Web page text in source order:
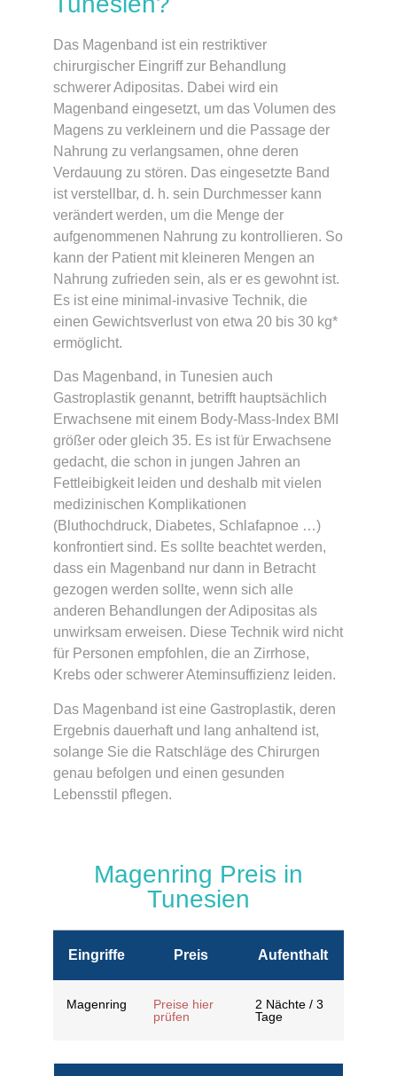
Das Magenband ist ein restriktiver
chirurgischer Eingriff zur Behandlung
schwerer Adipositas. Dabei wird ein
Magenband eingesetzt, um das Volumen des
Magens zu verkleinern und die Passage der
Nahrung zu verlangsamen, ohne deren
Verdauung zu stören. Das eingesetzte Band
ist verstellbar, d. h. sein Durchmesser kann
verändert werden, um die Menge der
aufgenommenen Nahrung zu kontrollieren. So
kann der Patient mit kleineren Mengen an
Nahrung zufrieden sein, als er es gewohnt ist.
Es ist eine minimal-invasive Technik, die
einen Gewichtsverlust von etwa 20 bis 30 kg*
ermöglicht.
Das Magenband, in Tunesien auch
Gastroplastik genannt, betrifft hauptsächlich
Erwachsene mit einem Body-Mass-Index BMI
größer oder gleich 35. Es ist für Erwachsene
gedacht, die schon in jungen Jahren an
Fettleibigkeit leiden und deshalb mit vielen
medizinischen Komplikationen
(Bluthochdruck, Diabetes, Schlafapnoe …)
konfrontiert sind. Es sollte beachtet werden,
dass ein Magenband nur dann in Betracht
gezogen werden sollte, wenn sich alle
anderen Behandlungen der Adipositas als
unwirksam erweisen. Diese Technik wird nicht
für Personen empfohlen, die an Zirrhose,
Krebs oder schwerer Ateminsuffizienz leiden.
Das Magenband ist eine Gastroplastik, deren
Ergebnis dauerhaft und lang anhaltend ist,
solange Sie die Ratschläge des Chirurgen
genau befolgen und einen gesunden
Lebensstil pflegen.
Magenring Preis in
Tunesien
Eingriffe Preis Aufenthalt
Magenring
Preise hier
prüfen
2 Nächte / 3
Tage